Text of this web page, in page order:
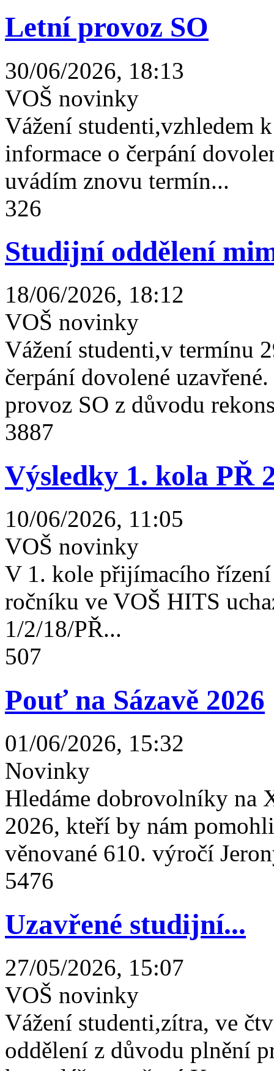
Letní provoz SO
30/06/2026, 18:13
VOŠ novinky
Vážení studenti,vzhledem
informace o čerpání
uvádím znovu termín...
326
Studijní oddělení
18/06/2026, 18:12
VOŠ novinky
Vážení studenti,v termínu
čerpání dovolené
provoz SO z důvodu
3887
Výsledky 1. kola PŘ
10/06/2026, 11:05
VOŠ novinky
V 1. kole přijímacího
ročníku ve VOŠ HITS
1/2/18/PŘ...
507
Pouť na Sázavě 2026
01/06/2026, 15:32
Novinky
Hledáme dobrovolníky na
2026, kteří by nám
věnované 610. výročí
5476
Uzavřené studijní...
27/05/2026, 15:07
VOŠ novinky
Vážení studenti,zítra, ve
oddělení z důvodu plnění